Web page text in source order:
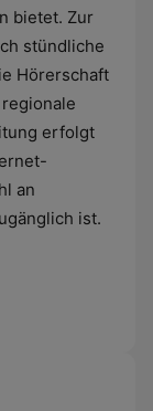
bietet. Zur
stündliche
Hörerschaft
erfolgt
an
ist.